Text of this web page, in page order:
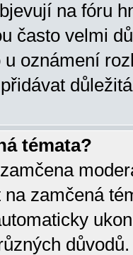
na fóru
často velmi
u oznámení
témata?
zamčená
důvodů.